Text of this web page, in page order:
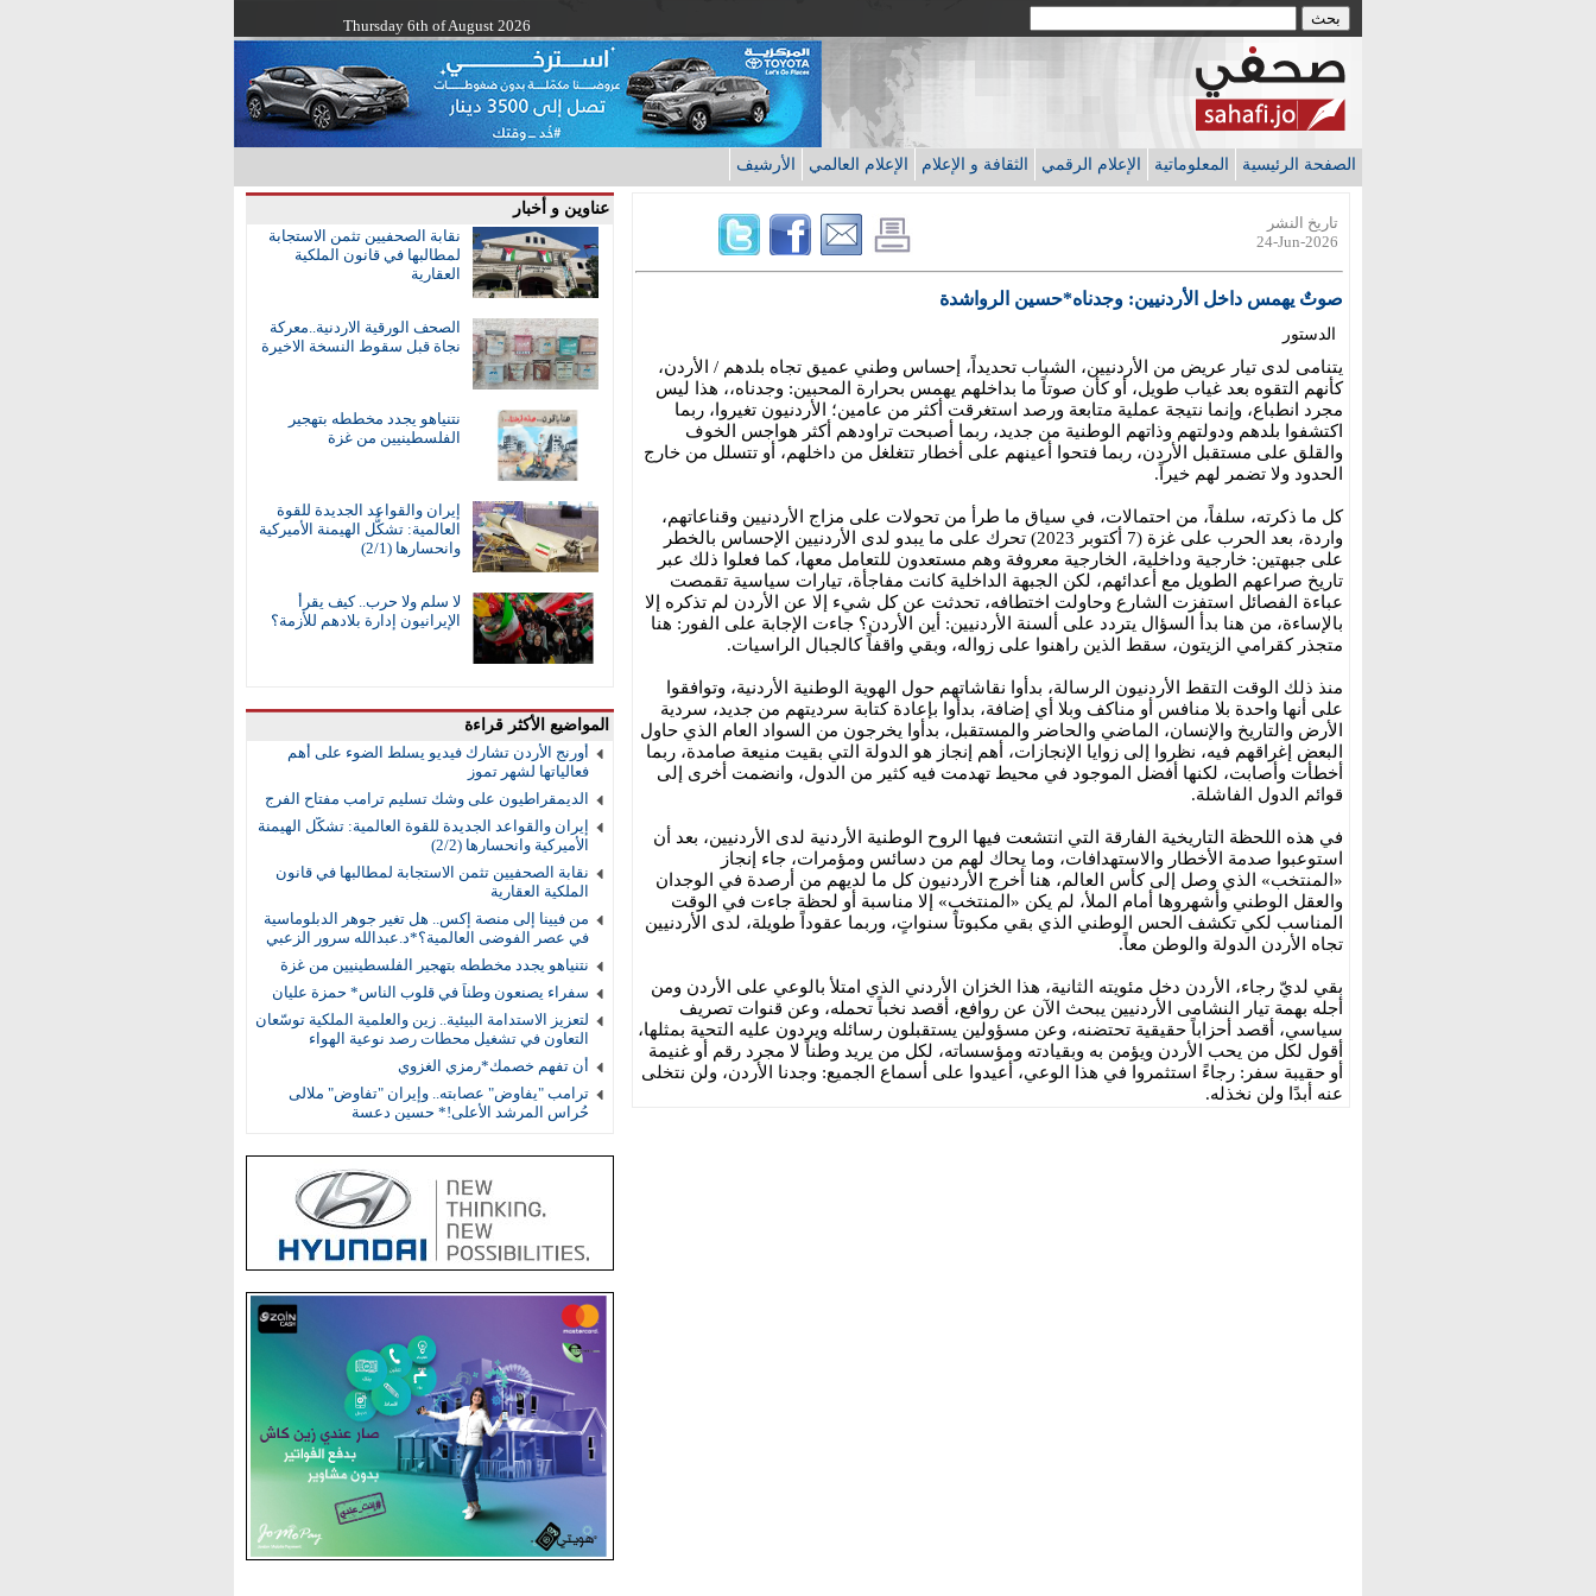
Thursday 6th of August 2026
الصفحة الرئيسية المعلوماتية الإعلام الرقمي الثقافة و الإعلام الإعلام العالمي الأرشيف
عناوين و أخبار
نقابة الصحفيين تثمن الاستجابة
لمطالبها في قانون الملكية
العقارية
الصحف الورقية الاردنية..معركة
نجاة قبل سقوط النسخة الاخيرة
نتنياهو يجدد مخططه بتهجير
الفلسطينيين من غزة
إيران والقواعد الجديدة للقوة
العالمية: تشكُّل الهيمنة الأميركية
وانحسارها (2/1)
لا سلم ولا حرب.. كيف يقرأ
الإيرانيون إدارة بلادهم للأزمة؟
المواضيع الأكثر قراءة
أورنج الأردن تشارك فيديو يسلط الضوء على أهم
فعالياتها لشهر تموز
الديمقراطيون على وشك تسليم ترامب مفتاح الفرج
إيران والقواعد الجديدة للقوة العالمية: تشكُّل الهيمنة
الأميركية وانحسارها (2/2)
نقابة الصحفيين تثمن الاستجابة لمطالبها في قانون
الملكية العقارية
من فيينا إلى منصة إكس.. هل تغير جوهر الدبلوماسية
في عصر الفوضى العالمية؟*د.عبدالله سرور الزعبي
نتنياهو يجدد مخططه بتهجير الفلسطينيين من غزة
سفراء يصنعون وطناً في قلوب الناس* حمزة عليان
لتعزيز الاستدامة البيئية.. زين والعلمية الملكية توسّعان
التعاون في تشغيل محطات رصد نوعية الهواء
أن تفهم خصمك*رمزي الغزوي
ترامب "يفاوض" عصابته.. وإيران "تفاوض" ملالى
حُراس المرشد الأعلى!* حسين دعسة
تاريخ النشر
24-Jun-2026
صوتٌ يهمس داخل الأردنيين: وجدناه*حسين الرواشدة
الدستور
‏يتنامى لدى تيار عريض من الأردنيين، الشباب تحديداً، إحساس وطني عميق تجاه بلدهم / الأردن،
كأنهم التقوه بعد غياب طويل، أو كأن صوتاً ما بداخلهم يهمس بحرارة المحبين: وجدناه،، هذا ليس
مجرد انطباع، وإنما نتيجة عملية متابعة ورصد استغرقت أكثر من عامين؛ الأردنيون تغيروا، ربما
اكتشفوا بلدهم ودولتهم وذاتهم الوطنية من جديد، ربما أصبحت تراودهم أكثر هواجس الخوف
والقلق على مستقبل الأردن، ربما فتحوا أعينهم على أخطار تتغلغل من داخلهم، أو تتسلل من خارج
الحدود ولا تضمر لهم خيراً.
‏كل ما ذكرته، سلفاً، من احتمالات، في سياق ما طرأ من تحولات على مزاج الأردنيين وقناعاتهم،
واردة، بعد الحرب على غزة (7 أكتوبر 2023) تحرك على ما يبدو لدى الأردنيين الإحساس بالخطر
على جبهتين: خارجية وداخلية، الخارجية معروفة وهم مستعدون للتعامل معها، كما فعلوا ذلك عبر
تاريخ صراعهم الطويل مع أعدائهم، لكن الجبهة الداخلية كانت مفاجأة، تيارات سياسية تقمصت
عباءة الفصائل استفزت الشارع وحاولت اختطافه، تحدثت عن كل شيء إلا عن الأردن لم تذكره إلا
بالإساءة، من هنا بدأ السؤال يتردد على ألسنة الأردنيين: أين الأردن؟ جاءت الإجابة على الفور: هنا
متجذر كقرامي الزيتون، سقط الذين راهنوا على زواله، وبقي واقفاً كالجبال الراسيات.
‏منذ ذلك الوقت التقط الأردنيون الرسالة، بدأوا نقاشاتهم حول الهوية الوطنية الأردنية، وتوافقوا
على أنها واحدة بلا منافس أو مناكف وبلا أي إضافة، بدأوا بإعادة كتابة سرديتهم من جديد، سردية
الأرض والتاريخ والإنسان، الماضي والحاضر والمستقبل، بدأوا يخرجون من السواد العام الذي حاول
البعض إغراقهم فيه، نظروا إلى زوايا الإنجازات، أهم إنجاز هو الدولة التي بقيت منيعة صامدة، ربما
أخطأت وأصابت، لكنها أفضل الموجود في محيط تهدمت فيه كثير من الدول، وانضمت أخرى إلى
قوائم الدول الفاشلة.
‏في هذه اللحظة التاريخية الفارقة التي انتشعت فيها الروح الوطنية الأردنية لدى الأردنيين، بعد أن
استوعبوا صدمة الأخطار والاستهدافات، وما يحاك لهم من دسائس ومؤمرات، جاء إنجاز
«المنتخب» الذي وصل إلى كأس العالم، هنا أخرج الأردنيون كل ما لديهم من أرصدة في الوجدان
والعقل الوطني وأشهروها أمام الملأ، لم يكن «المنتخب» إلا مناسبة أو لحظة جاءت في الوقت
المناسب لكي تكشف الحس الوطني الذي بقي مكبوتاً سنواتٍ، وربما عقوداً طويلة، لدى الأردنيين
تجاه الأردن الدولة والوطن معاً.
‏بقي لديّ رجاء، الأردن دخل مئويته الثانية، هذا الخزان الأردني الذي امتلأ بالوعي على الأردن ومن
أجله بهمة تيار النشامى الأردنيين يبحث الآن عن روافع، أقصد نخباً تحمله، وعن قنوات تصريف
سياسي، أقصد أحزاباً حقيقية تحتضنه، وعن مسؤولين يستقبلون رسائله ويردون عليه التحية بمثلها،
أقول لكل من يحب الأردن ويؤمن به وبقيادته ومؤسساته، لكل من يريد وطناً لا مجرد رقم أو غنيمة
أو حقيبة سفر: رجاءً استثمروا في هذا الوعي، أعيدوا على أسماع الجميع: وجدنا الأردن، ولن نتخلى
عنه أبدًا ولن نخذله.